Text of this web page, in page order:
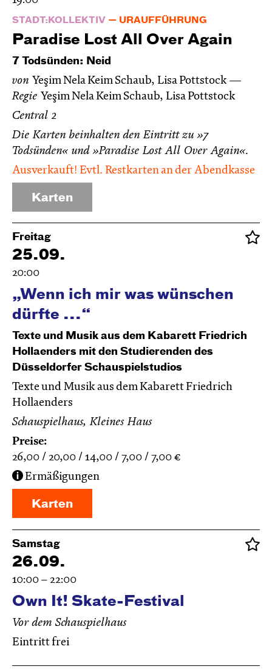
STADT:KOLLEKTIV URAUFFÜHRUNG
Paradise Lost All Over Again
7 Todsünden: Neid
von Yeşim Nela Keim Schaub, Lisa Pottstock
Regie Yeşim Nela Keim Schaub, Lisa Pottstock
Central 2
Die Karten beinhalten den Eintritt zu »7
Todsünden« und »Paradise Lost All Over Again«.
Ausverkauft! Evtl. Restkarten an der Abendkasse
Karten
Freitag
25.09.
20:00
„Wenn ich mir was wünschen
dürfte ...“
Texte und Musik aus dem Kabarett Friedrich
Hollaenders mit den Studierenden des
Düsseldorfer Schauspielstudios
Texte und Musik aus dem Kabarett Friedrich
Hollaenders
Schauspielhaus, Kleines Haus
Preise:
26,00
20,00 14,00 7,00 7,00 €
Ermäßigungen
Karten
Samstag
26.09.
10:00 – 22:00
Own It! Skate-Festival
Vor dem Schauspielhaus
Eintritt frei